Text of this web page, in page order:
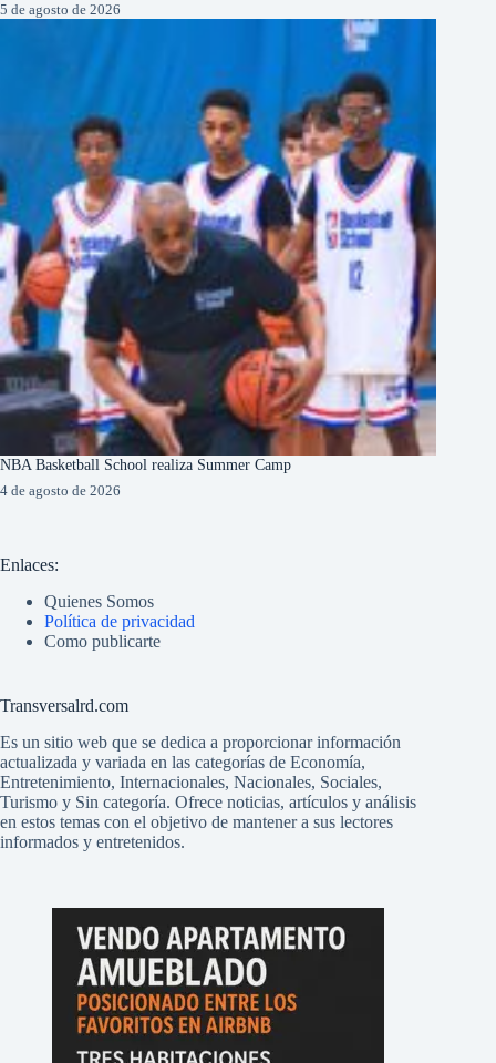
5 de agosto de 2026
NBA Basketball School realiza Summer Camp
4 de agosto de 2026
Enlaces:
Quienes Somos
Política de privacidad
Como publicarte
Transversalrd.com
Es un sitio web que se dedica a proporcionar información
actualizada y variada en las categorías de Economía,
Entretenimiento, Internacionales, Nacionales, Sociales,
Turismo y Sin categoría. Ofrece noticias, artículos y análisis
en estos temas con el objetivo de mantener a sus lectores
informados y entretenidos.